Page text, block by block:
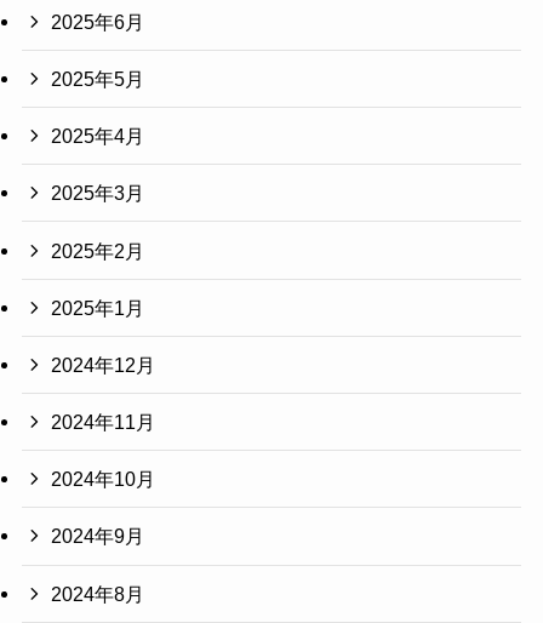
2025年6月
2025年5月
2025年4月
2025年3月
2025年2月
2025年1月
2024年12月
2024年11月
2024年10月
2024年9月
2024年8月